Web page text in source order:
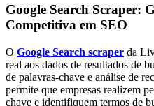
Google Search Scraper:
Competitiva em SEO
O Google Search scraper da
real aos dados de resultados de
de palavras-chave e análise de
permite que empresas realizem
chave e identifiquem termos de